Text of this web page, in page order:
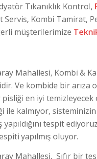
Tıkanıklık Kontrol,
Servis, Kombi Tamirat,
müşterilerimize
Mahallesi, Kombi &
Ve kombide bir arıza
en iyi
kalmıyor, sisteminizin
yapıldığını tespit
yapılmış oluyor.
Mahallesi, Sıfır bir